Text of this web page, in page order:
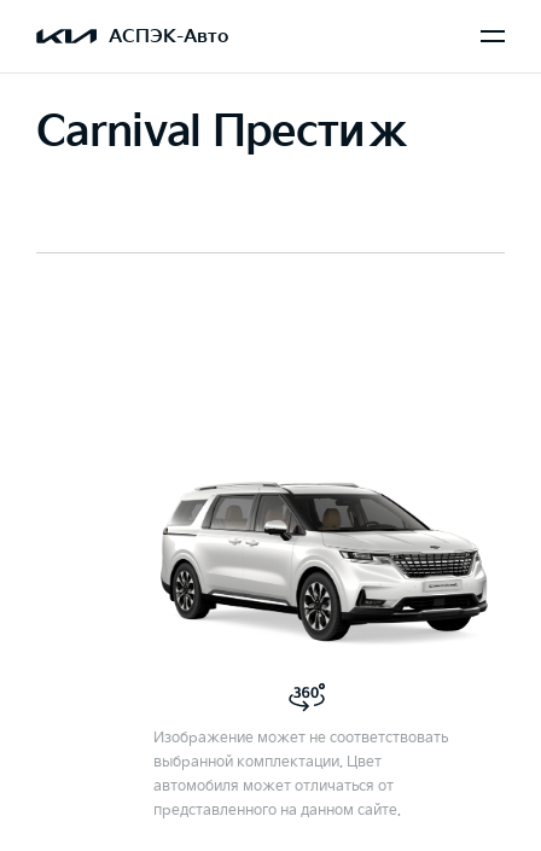
АСПЭК-Авто
Carnival Престиж
Изображение может не соответствовать
выбранной комплектации. Цвет
автомобиля может отличаться от
представленного на данном сайте.